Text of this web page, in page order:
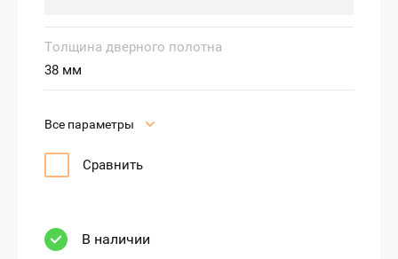
Толщина дверного полотна
38 мм
Все параметры
Сравнить
В наличии